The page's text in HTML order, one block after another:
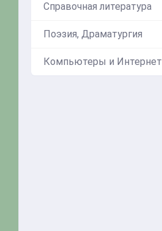
Справочная литература
Поэзия, Драматургия
Компьютеры и Интернет